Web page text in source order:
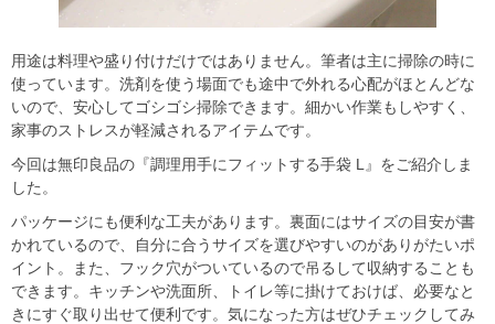
用途は料理や盛り付けだけではありません。筆者は主に掃除の時に
使っています。洗剤を使う場面でも途中で外れる心配がほとんどな
いので、安心してゴシゴシ掃除できます。細かい作業もしやすく、
家事のストレスが軽減されるアイテムです。
今回は無印良品の『調理用手にフィットする手袋 L』をご紹介しま
した。
パッケージにも便利な工夫があります。裏面にはサイズの目安が書
かれているので、自分に合うサイズを選びやすいのがありがたいポ
イント。また、フック穴がついているので吊るして収納することも
できます。キッチンや洗面所、トイレ等に掛けておけば、必要なと
きにすぐ取り出せて便利です。気になった方はぜひチェックしてみ